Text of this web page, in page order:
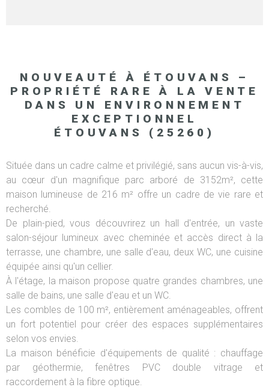
NOUVEAUTÉ À ÉTOUVANS –
PROPRIÉTÉ RARE À LA VENTE
DANS UN ENVIRONNEMENT
EXCEPTIONNEL
ÉTOUVANS (25260)
Située dans un cadre calme et privilégié, sans aucun vis-à-vis,
au cœur d'un magnifique parc arboré de 3152m², cette
maison lumineuse de 216 m² offre un cadre de vie rare et
recherché.
De plain-pied, vous découvrirez un hall d'entrée, un vaste
salon-séjour lumineux avec cheminée et accès direct à la
terrasse, une chambre, une salle d'eau, deux WC, une cuisine
équipée ainsi qu'un cellier.
À l'étage, la maison propose quatre grandes chambres, une
salle de bains, une salle d'eau et un WC.
Les combles de 100 m², entièrement aménageables, offrent
un fort potentiel pour créer des espaces supplémentaires
selon vos envies.
La maison bénéficie d'équipements de qualité : chauffage
par géothermie, fenêtres PVC double vitrage et
raccordement à la fibre optique.